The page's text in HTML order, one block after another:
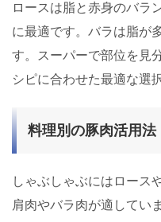
ロースは脂と赤身のバラ
に最適です。バラは脂が
す。スーパーで部位を見
シピに合わせた最適な選
料理別の豚肉活用法
しゃぶしゃぶにはロース
肩肉やバラ肉が適してい